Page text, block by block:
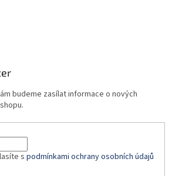
budeme zasílat informace o nových
s podmínkami ochrany osobních údajů